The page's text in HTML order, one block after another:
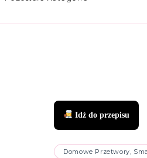
Idź do przepisu
Domowe Przetwory,